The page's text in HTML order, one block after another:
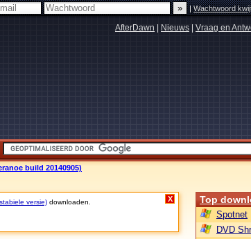
|Wachtwoord
AfterDawn Nieuws Vraag en
build 20140905)
versie) downloaden. X Top
Spotnet
DVD